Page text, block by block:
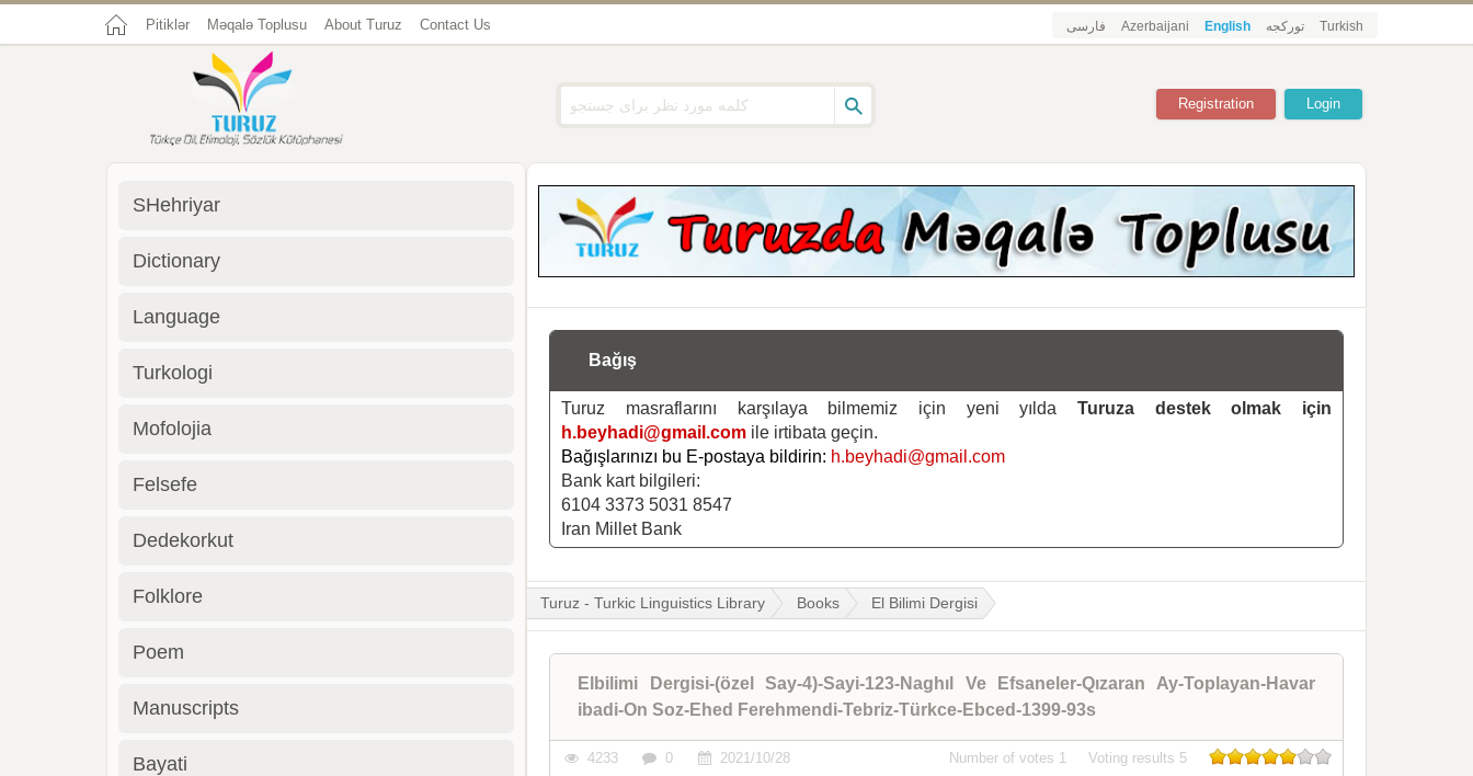
Pitiklər Məqalə Toplusu About Turuz Contact Us فارسی Azerbaijani English تورکجه Turkish
Login
Registration
Bağış
Turuz masraflarını karşılaya bilmemiz için yeni yıldaTuruza destek olmak için
h.beyhadi@gmail.com ile irtibata geçin.
Bağışlarınızı bu E-postaya bildirin: h.beyhadi@gmail.com
Bank kart bilgileri:
6104 3373 5031 8547
Iran Millet Bank
Turuz - Turkic Linguistics Library Books El Bilimi Dergisi
Elbilimi Dergisi-(özel Say-4)-Sayi-123-Naghıl Ve Efsaneler-Qızaran Ay-Toplayan-Havar
ibadi-On Soz-Ehed Ferehmendi-Tebriz-Türkce-Ebced-1399-93s
4233 0 2021/10/28 Number of votes 1 Voting results 5
SHehriyar
Dictionary
Language
Turkologi
Mofolojia
Felsefe
Dedekorkut
Folklore
Poem
Manuscripts
Bayati